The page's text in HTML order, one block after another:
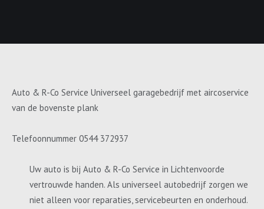
Auto & R-Co Service Universeel garagebedrijf met aircoservice
van de bovenste plank
Telefoonnummer 0544 372937
Uw auto is bij Auto & R-Co Service in Lichtenvoorde
vertrouwde handen. Als universeel autobedrijf zorgen we
niet alleen voor reparaties, servicebeurten en onderhoud.